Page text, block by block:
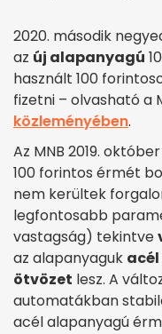
2020. második
az új alapanyagú
használt 100
fizetni – olvasható a
közleményében.
Az MNB 2019.
100 forintos érmét
nem kerültek
legfontosabb
vastagság) tekintve
az alapanyaguk
ötvözet lesz. A
automatákban
acél alapanyagú